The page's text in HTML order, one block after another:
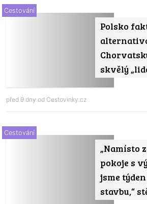
Polsko
skvělý
Cestování
před 9 dny od Cestovinky.cz
„Namísto
pokoje s
jsme
stavbu,“
Cestování